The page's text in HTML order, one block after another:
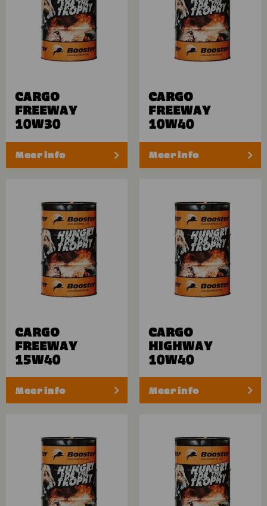
CARGO
FREEWAY
10W30
Meer info
CARGO
FREEWAY
10W40
Meer info
CARGO
FREEWAY
15W40
Meer info
CARGO
HIGHWAY
10W40
Meer info